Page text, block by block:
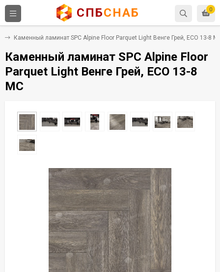
0
СПБСНАБ
Каменный ламинат SPC Alpine Floor Parquet Light Венге Грей, ЕСО 13-8
Каменный ламинат SPC Alpine Floor
Parquet Light Венге Грей, ЕСО 13-8
MC